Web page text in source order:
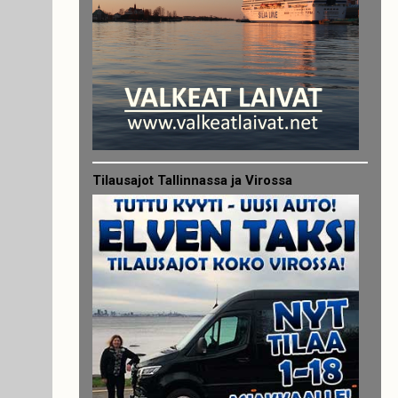
Tilausajot Tallinnassa ja Virossa